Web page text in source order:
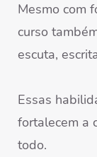
Mesmo com
curso
escuta,
Essas
fortalecem a
todo.